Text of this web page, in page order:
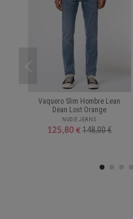
Vaquero Slim Hombre Lean
Dean Lost Orange
NUDIE JEANS
125,80 € 148,00 €